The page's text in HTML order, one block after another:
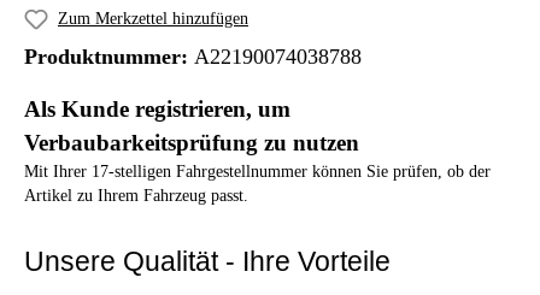
Zum Merkzettel hinzufügen
Produktnummer: A22190074038788
Als Kunde registrieren, um
Verbaubarkeitsprüfung zu nutzen
Mit Ihrer 17-stelligen Fahrgestellnummer können Sie prüfen, ob der
Artikel zu Ihrem Fahrzeug passt.
Unsere Qualität - Ihre Vorteile